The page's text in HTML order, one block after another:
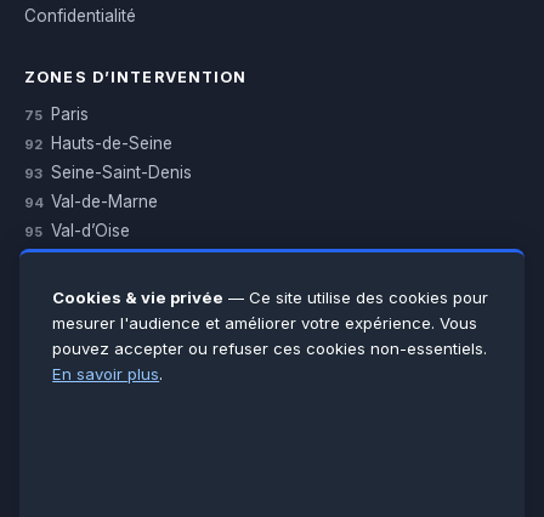
Confidentialité
ZONES D’INTERVENTION
75 Paris
92 Hauts-de-Seine
93 Seine-Saint-Denis
94 Val-de-Marne
95 Val-d’Oise
Essonne
Seine-et-Marne
Voir toutes les villes →
Cookies & vie privée — Ce site utilise des cookies pour
mesurer l'audience et améliorer votre expérience. Vous
pouvez accepter ou refuser ces cookies non-essentiels.
En savoir plus.